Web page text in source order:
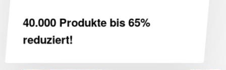
Go to shop
40.000 Produkte bis 65%
reduziert!